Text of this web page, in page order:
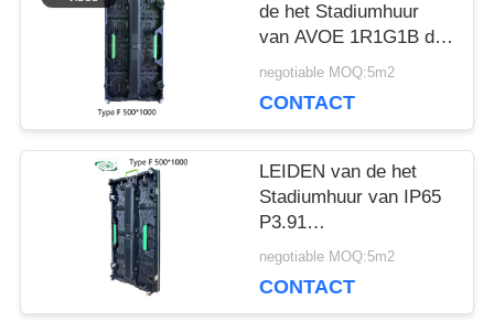
SITEMAP
PRIVACYBELEID
de het Stadiumhuur
van AVOE 1R1G1B de
Beschermer Vertonings
negotiable MOQ:5m2
CONTACT
LEIDEN van de het
Stadiumhuur van IP65
P3.91
Vertoningscomité
Krommekabinet
negotiable MOQ:5m2
CONTACT